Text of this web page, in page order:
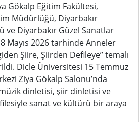
Gökalp Eğitim Fakültesi,
Müdürlüğü, Diyarbakır
ve Diyarbakır Güzel Sanatlar
Mayıs 2026 tarhinde Anneler
Şiire, Şiirden Defileye” temalı
Dicle Üniversitesi 15 Temmuz
Ziya Gökalp Salonu’nda
dinletisi, şiir dinletisi ve
sanat ve kültürü bir araya